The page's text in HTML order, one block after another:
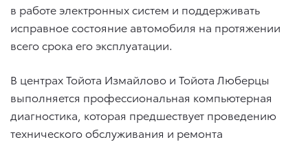
в работе электронных систем и поддерживать
исправное состояние автомобиля на протяжении
всего срока его эксплуатации.
В центрах Тойота Измайлово и Тойота Люберцы
выполняется профессиональная компьютерная
диагностика, которая предшествует проведению
технического обслуживания и ремонта